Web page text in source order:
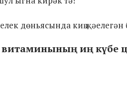
дөньясында киң
иң күбе